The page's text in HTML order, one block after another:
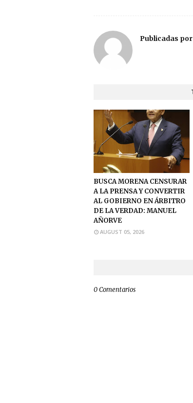
Publicadas por
BUSCA MORENA CENSURAR
A LA PRENSA Y CONVERTIR
AL GOBIERNO EN ÁRBITRO
DE LA VERDAD: MANUEL
AÑORVE
AUGUST 05, 2026
0 Comentarios